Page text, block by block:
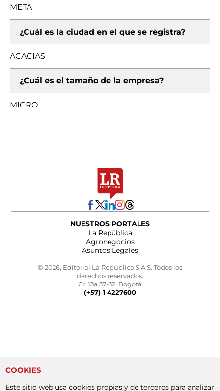
META
¿Cuál es la ciudad en el que se registra?
ACACIAS
¿Cuál es el tamaño de la empresa?
MICRO
NUESTROS PORTALES
La República
Agronegocios
Asuntos Legales
© 2026, Editorial La República S.A.S. Todos los
derechos reservados.
Cr. 13a 37-32, Bogotá
(+57) 1 4227600
COOKIES
Este sitio web usa cookies propias y de terceros para analizar